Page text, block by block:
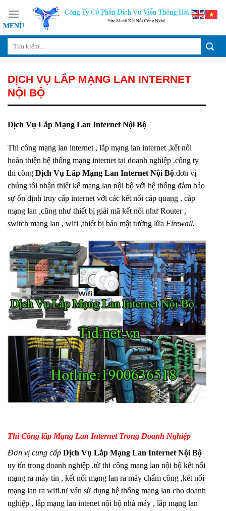
content
DỊCH VỤ LẮP MẠNG LAN INTERNET
NỘI BỘ
Dịch Vụ Lắp Mạng Lan Internet Nội Bộ
Thi công mạng lan internet , lắp mạng lan internet ,kết nối
hoàn thiện hệ thống mạng internet tại doanh nghiệp .công ty
thi công Dịch Vụ Lắp Mạng Lan Internet Nội Bộ.đơn vị
chúng tôi nhận thiết kế mạng lan nội bộ với hệ thống đảm bảo
sự ổn định truy cấp internet với các kết nối cáp quang , cáp
mạng lan ,cũng như thiết bị giải mã kết nối như Router ,
switch mạng lan , wifi ,thiết bị bảo mật tường lửa Firewall.
Thi Công lăp Mạng Lan Internet Trong Doanh Nghiệp
Đơn vị cung cấp Dịch Vụ Lắp Mạng Lan Internet Nội Bộ
uy tín trong doanh nghiệp .từ thi công mạng lan nội bộ kết nối
mạng ra máy tín , kết nối mạng lan ra máy chấm công ,kết nối
mạng lan ra wifi.tư vấn sử dụng hệ thống mạng lan cho doanh
nghiệp , lắp mạng lan intenet nội bộ nhà máy , lắp mạng lan